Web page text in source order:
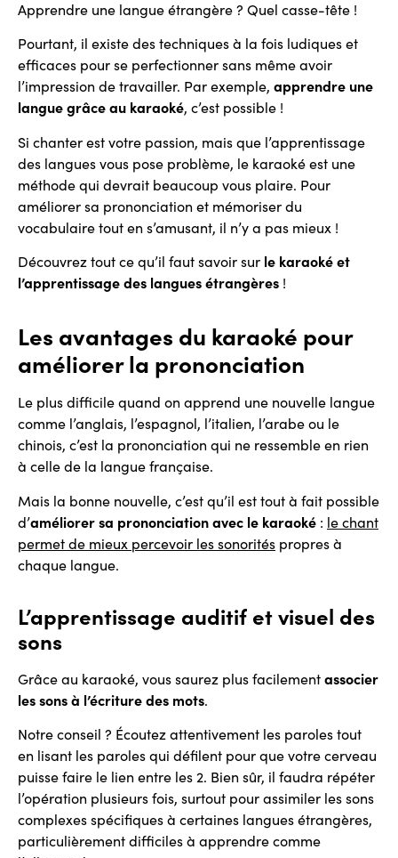
Apprendre une langue étrangère ? Quel casse-tête !
Pourtant, il existe des techniques à la fois ludiques et
efficaces pour se perfectionner sans même avoir
l’impression de travailler. Par exemple, apprendre une
langue grâce au karaoké, c’est possible !
Si chanter est votre passion, mais que l’apprentissage
des langues vous pose problème, le karaoké est une
méthode qui devrait beaucoup vous plaire. Pour
améliorer sa prononciation et mémoriser du
vocabulaire tout en s’amusant, il n’y a pas mieux !
Découvrez tout ce qu’il faut savoir sur le karaoké et
l’apprentissage des langues étrangères !
Les avantages du karaoké pour
améliorer la prononciation
Le plus difficile quand on apprend une nouvelle langue
comme l’anglais, l’espagnol, l’italien, l’arabe ou le
chinois, c’est la prononciation qui ne ressemble en rien
à celle de la langue française.
Mais la bonne nouvelle, c’est qu’il est tout à fait possible
d’améliorer sa prononciation avec le karaoké : le chant
permet de mieux percevoir les sonorités propres à
chaque langue.
L’apprentissage auditif et visuel des
sons
Grâce au karaoké, vous saurez plus facilementassocier
les sons à l’écriture des mots.
Notre conseil ? Écoutez attentivement les paroles tout
en lisant les paroles qui défilent pour que votre cerveau
puisse faire le lien entre les 2. Bien sûr, il faudra répéter
l’opération plusieurs fois, surtout pour assimiler les sons
complexes spécifiques à certaines langues étrangères,
particulièrement difficiles à apprendre comme